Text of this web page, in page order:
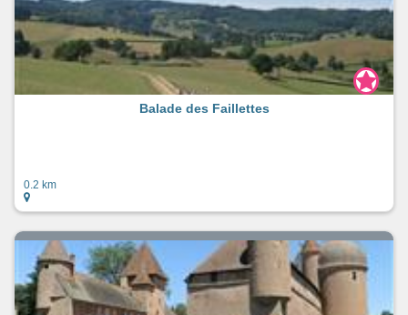
Balade des Faillettes
0.2 km